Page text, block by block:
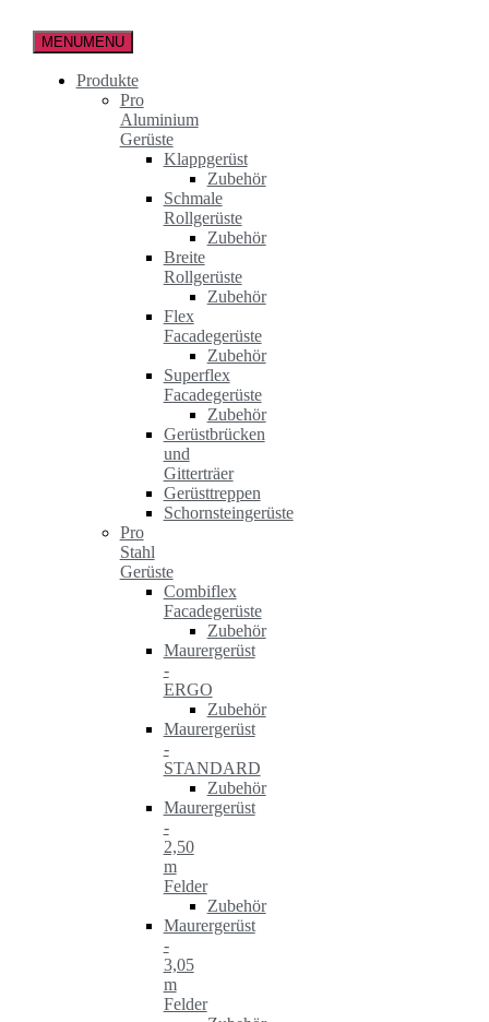
Inhalt
springen
MENUMENU
Produkte
Pro
Aluminium
Gerüste
Klappgerüst
Zubehör
Schmale
Rollgerüste
Zubehör
Breite
Rollgerüste
Zubehör
Flex
Facadegerüste
Zubehör
Superflex
Facadegerüste
Zubehör
Gerüstbrücken
und
Gitterträer
Gerüsttreppen
Schornsteingerüste
Pro
Stahl
Gerüste
Combiflex
Facadegerüste
Zubehör
Maurergerüst
-
ERGO
Zubehör
Maurergerüst
-
STANDARD
Zubehör
Maurergerüst
-
2,50
m
Felder
Zubehör
Maurergerüst
-
3,05
m
Felder